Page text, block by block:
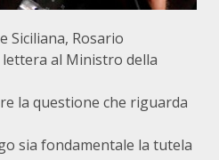
Siciliana, Rosario
al Ministro della
la questione che riguarda
sia fondamentale la tutela